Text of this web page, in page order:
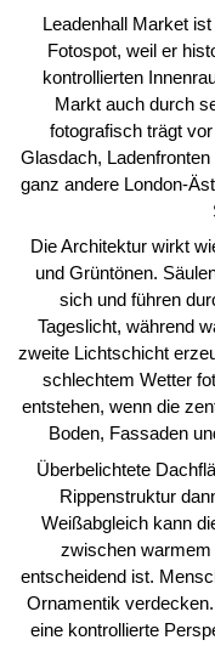
Leadenhall Market
Fotospot, weil er
kontrollierten
Markt auch durch
fotografisch trägt
Glasdach,
ganz andere London-
Die Architektur wirkt
und Grüntönen.
sich und führen
Tageslicht, während
zweite Lichtschicht
schlechtem Wetter
entstehen, wenn die
Boden, Fassaden
Überbelichtete
Rippenstruktur
Weißabgleich kann
zwischen
entscheidend ist.
Ornamentik
eine kontrollierte